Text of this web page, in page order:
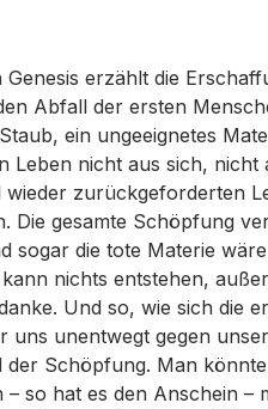
erzählt die
Abfall der ersten
ein ungeeignetes
Leben nicht aus sich,
zurückgeforderten
Die gesamte Schöpfung
sogar die tote Materie
nichts entstehen,
Und so, wie sich die
unentwegt gegen
Schöpfung. Man
so hat es den Anschein –